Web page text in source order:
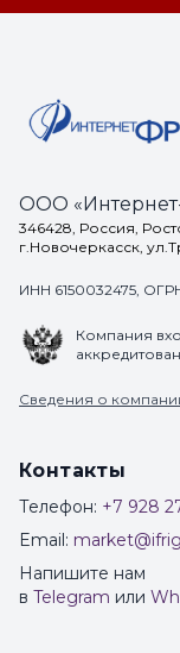
ООО
346428, Россия,
г.Новочеркасск,
ИНН 6150032475,
Компания
Сведения о
Контакты
Телефон: +7 928
Email:
Напишите нам
в Telegram или